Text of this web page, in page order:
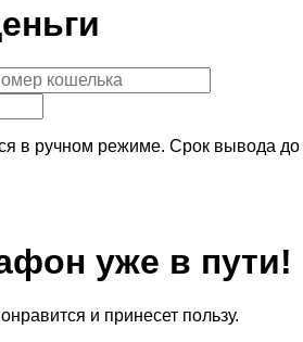
в ручном режиме. Срок вывода до
уже в пути!
и принесет пользу.